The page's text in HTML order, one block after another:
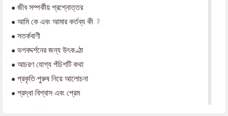
• জীব সম্পর্কীয় প্রশ্নোত্তর
• আমি কে এবং আমার কর্তব্য কী ?
• সতর্কবাণী
• ভগবদ্দর্শনের জন্য উৎকণ্ঠা
• আচরণ যোগ্য পঁচিশটি কথা
• প্রকৃতি-পুরুষ নিয়ে আলোচনা
•শ্রদ্ধা-বিশ্বাস এবং প্রেম